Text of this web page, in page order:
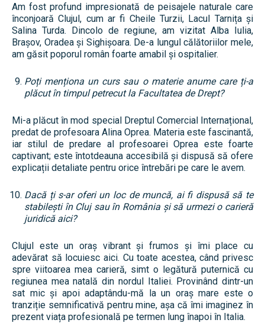
Am fost profund impresionată de peisajele naturale care
înconjoară Clujul, cum ar fi Cheile Turzii, Lacul Tarnița și
Salina Turda. Dincolo de regiune, am vizitat Alba Iulia,
Brașov, Oradea și Sighișoara. De-a lungul călătoriilor mele,
am găsit poporul român foarte amabil și ospitalier.
Poți menționa un curs sau o materie anume care ți-a
plăcut în timpul petrecut la Facultatea de Drept?
Mi-a plăcut în mod special Dreptul Comercial Internațional,
predat de profesoara Alina Oprea. Materia este fascinantă,
iar stilul de predare al profesoarei Oprea este foarte
captivant; este întotdeauna accesibilă și dispusă să ofere
explicații detaliate pentru orice întrebări pe care le avem.
Dacă ți s-ar oferi un loc de muncă, ai fi dispusă să te
stabilești în Cluj sau în România și să urmezi o carieră
juridică aici?
Clujul este un oraș vibrant și frumos și îmi place cu
adevărat să locuiesc aici. Cu toate acestea, când privesc
spre viitoarea mea carieră, simt o legătură puternică cu
regiunea mea natală din nordul Italiei. Provinând dintr-un
sat mic și apoi adaptându-mă la un oraș mare este o
tranziție semnificativă pentru mine, așa că îmi imaginez în
prezent viața profesională pe termen lung înapoi în Italia.